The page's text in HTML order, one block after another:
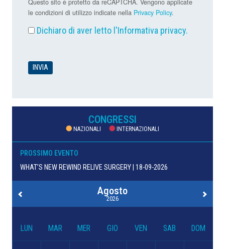
Questo sito è protetto da reCAPTCHA. Vengono applicate
le condizioni di utilizzo indicate nella Privacy Policy.
Dichiaro di aver letto l'Informativa privacy.
CONGRESSI
NAZIONALI INTERNAZIONALI
PROSSIMO EVENTO
WHAT’S NEW REWIND RELIVE SURGERY | 18-09-2026
Agosto
2026
LUN MAR MER GIO VEN SAB DOM